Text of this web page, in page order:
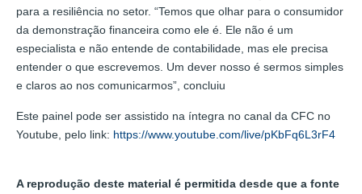
para a resiliência no setor. “Temos que olhar para o consumidor
da demonstração financeira como ele é. Ele não é um
especialista e não entende de contabilidade, mas ele precisa
entender o que escrevemos. Um dever nosso é sermos simples
e claros ao nos comunicarmos”, concluiu
Este painel pode ser assistido na íntegra no canal da CFC no
Youtube, pelo link: https://www.youtube.com/live/pKbFq6L3rF4
A reprodução deste material é permitida desde que a fonte